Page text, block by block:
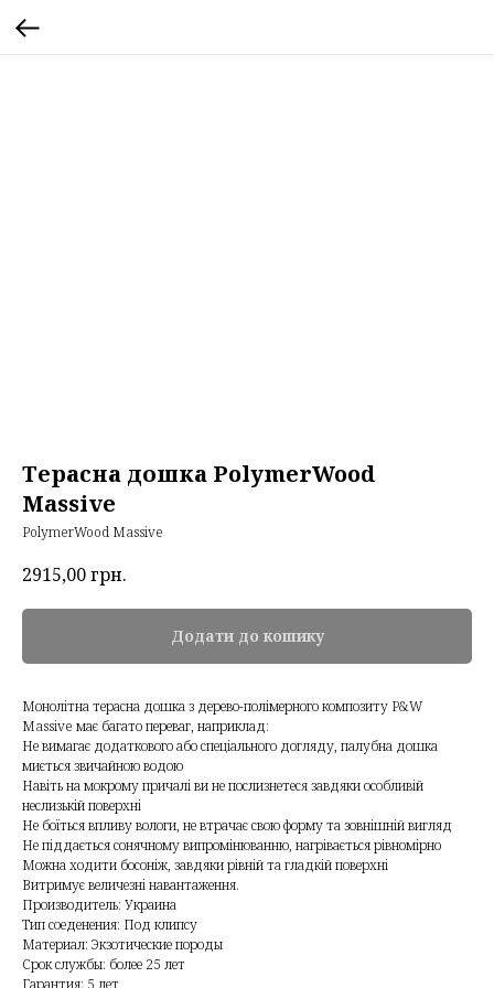
Терасна дошка PolymerWood
Massive
PolymerWood Massive
2915,00грн.
Додати до кошику
Монолітна терасна дошка з дерево-полімерного композиту P&W
Massive має багато переваг, наприклад:
Не вимагає додаткового або спеціального догляду, палубна дошка
миється звичайною водою
Навіть на мокрому причалі ви не послизнетеся завдяки особливій
неслизькій поверхні
Не боїться впливу вологи, не втрачає свою форму та зовнішній вигляд
Не піддається сонячному випромінюванню, нагрівається рівномірно
Можна ходити босоніж, завдяки рівній та гладкій поверхні
Витримує величезні навантаження.
Производитель: Украина
Тип соеденения: Под клипсу
Материал: Экзотические породы
Срок службы: более 25 лет